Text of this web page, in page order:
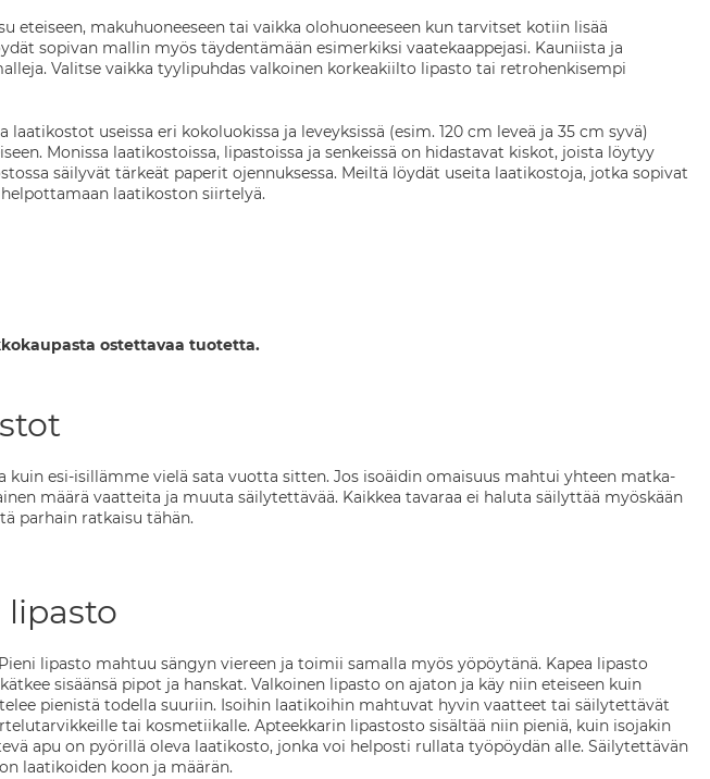
eteiseen, makuhuoneeseen tai vaikka olohuoneeseen kun tarvitset kotiin lisää
sopivan mallin myös täydentämään esimerkiksi vaatekaappejasi. Kauniista ja
Valitse vaikka tyylipuhdas valkoinen korkeakiilto lipasto tai retrohenkisempi
useissa eri kokoluokissa ja leveyksissä (esim. 120 cm leveä ja 35 cm syvä)
Monissa laatikostoissa, lipastoissa ja senkeissä on hidastavat kiskot, joista löytyy
säilyvät tärkeät paperit ojennuksessa. Meiltä löydät useita laatikostoja, jotka sopivat
laatikoston siirtelyä.
ostettavaa tuotetta.
kuin esi-isillämme vielä sata vuotta sitten. Jos isoäidin omaisuus mahtui yhteen matka-
määrä vaatteita ja muuta säilytettävää. Kaikkea tavaraa ei haluta säilyttää myöskään
parhain ratkaisu tähän.
lipasto
lipasto mahtuu sängyn viereen ja toimii samalla myös yöpöytänä. Kapea lipasto
sisäänsä pipot ja hanskat. Valkoinen lipasto on ajaton ja käy niin eteiseen kuin
pienistä todella suuriin. Isoihin laatikoihin mahtuvat hyvin vaatteet tai säilytettävät
tai kosmetiikalle. Apteekkarin lipastosto sisältää niin pieniä, kuin isojakin
apu on pyörillä oleva laatikosto, jonka voi helposti rullata työpöydän alle. Säilytettävän
laatikoiden koon ja määrän.